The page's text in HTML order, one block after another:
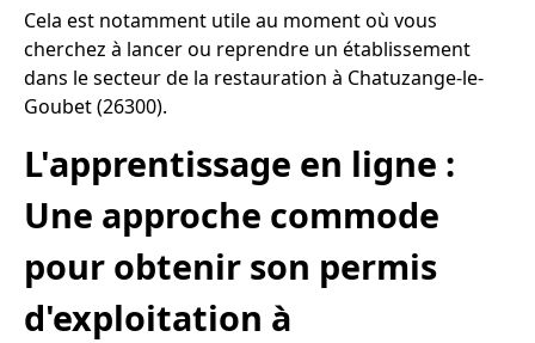
Cela est notamment utile au moment où vous
cherchez à lancer ou reprendre un établissement
dans le secteur de la restauration à Chatuzange-le-
Goubet (26300).
L'apprentissage en ligne :
Une approche commode
pour obtenir son permis
d'exploitation à